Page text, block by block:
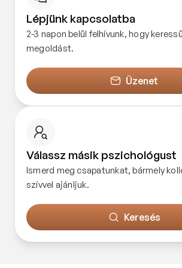
Lépjünk kapcsolatba
2-3 napon belül felhívunk, hogy
megoldást.
Üzenet
Válassz másik pszichológust
Ismerd meg csapatunkat, bármely
szívvel ajánljuk.
Keresés